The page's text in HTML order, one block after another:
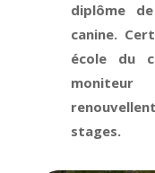
diplôme
canine.
école du
stages.